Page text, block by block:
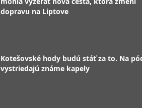
dopravu na Liptove
Kotešovské hody budú stáť za to. Na
vystriedajú známe kapely